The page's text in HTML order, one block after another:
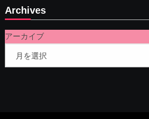
Archives
アーカイブ